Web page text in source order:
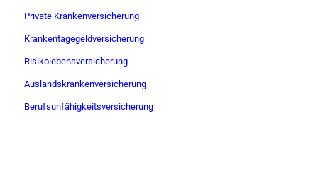
Private Krankenversicherung
Krankentagegeldversicherung
Risikolebensversicherung
Auslandskrankenversicherung
Berufsunfähigkeitsversicherung